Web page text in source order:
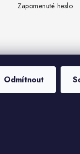
Odmítnout
Zapomenuté heslo